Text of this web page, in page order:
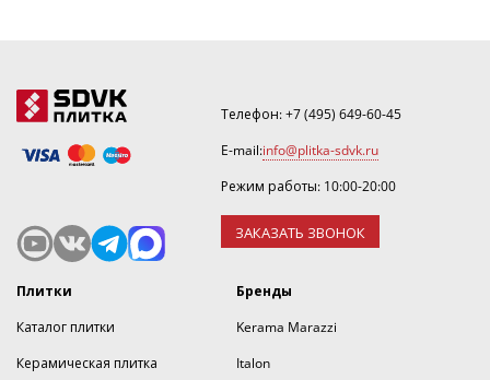
Телефон:+7 (495) 649-60-45
E-mail:info@plitka-sdvk.ru
Режим работы: 10:00-20:00
ЗАКАЗАТЬ ЗВОНОК
Плитки
Каталог плитки
Керамическая плитка
Бренды
Kerama Marazzi
Italon